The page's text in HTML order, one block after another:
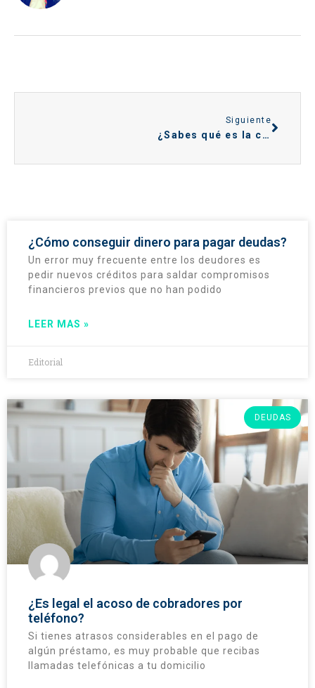
Siguiente
¿Sabes qué es la condonación de deuda?
¿Cómo conseguir dinero para pagar deudas?
Un error muy frecuente entre los deudores es
pedir nuevos créditos para saldar compromisos
financieros previos que no han podido
LEER MAS »
Editorial
DEUDAS
¿Es legal el acoso de cobradores por
teléfono?
Si tienes atrasos considerables en el pago de
algún préstamo, es muy probable que recibas
llamadas telefónicas a tu domicilio